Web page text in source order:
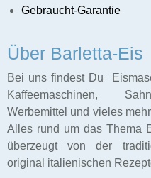
Gebraucht-Garantie
Über Barletta-Eis
Bei uns findest Du
Kaffeemaschinen,
Werbemittel und vieles
Alles rund um das Thema
überzeugt von der
original italienischen